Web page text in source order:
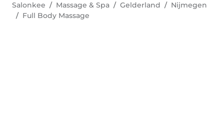
Salonkee Massage & Spa Gelderland
Nijmegen
Full Body Massage